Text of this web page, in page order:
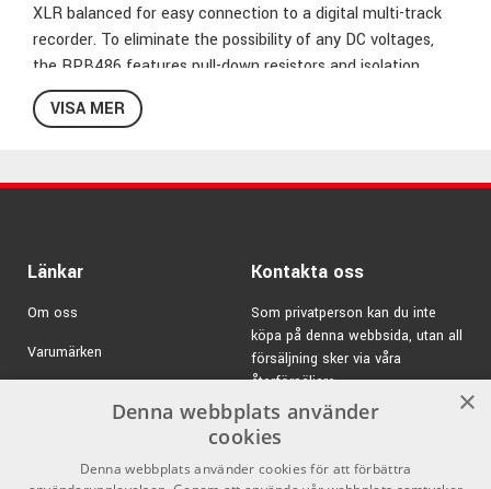
XLR balanced for easy connection to a digital multi-track
recorder. To eliminate the possibility of any DC voltages,
the RPB486 features pull-down resistors and isolation
capacitors on all outputs.
VISA MER
Länkar
Om oss
Varumärken
Försäljningsvillkor
Kontakta oss
Som privatperson kan du inte
köpa på denna webbsida, utan all
försäljning sker via våra
återförsäljare.
E-post:info@emnordic.se
×
Denna webbplats använder
cookies
Denna webbplats använder cookies för att förbättra